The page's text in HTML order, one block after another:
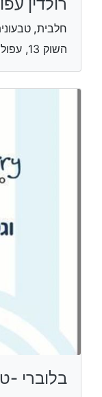
חלבית,
השוק 13, עפולה
בלוברי -